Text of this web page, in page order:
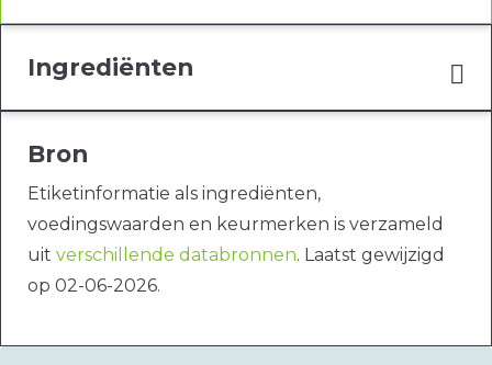
Ingrediënten
Bron
Etiketinformatie als ingrediënten,
voedingswaarden en keurmerken is verzameld
uit verschillende databronnen. Laatst gewijzigd
op 02-06-2026.